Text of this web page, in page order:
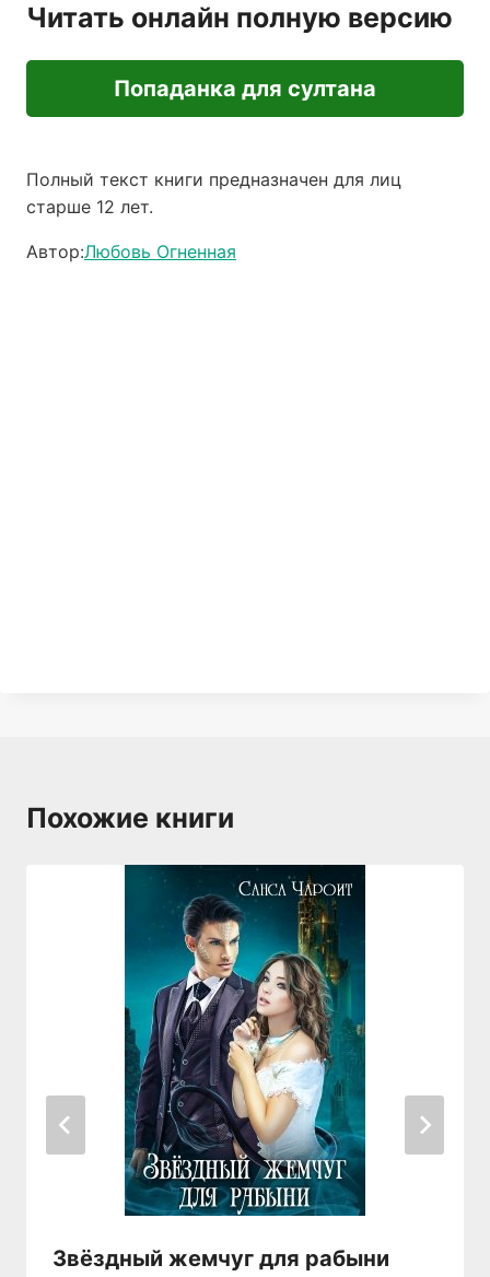
Читать онлайн полную версию
Попаданка для султана
Полный текст книги предназначен для лиц
старше 12 лет.
Автор:Любовь Огненная
Похожие книги
Звёздный жемчуг для рабыни